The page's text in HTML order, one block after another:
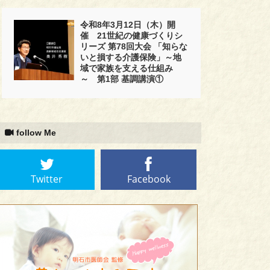
令和8年3月12日（木）開
催 21世紀の健康づくりシ
リーズ 第78回大会 「知らな
いと損する介護保険」～地
域で家族を支える仕組み
～ 第1部 基調講演①
follow Me
Twitter Facebook